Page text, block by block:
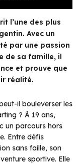
l’une des plus
Avec un
par une passion
de sa famille, il
et prouve que
réalité.
il bouleverser les
? À 19 ans,
un parcours hors
Entre défis
sans faille, son
sportive. Elle